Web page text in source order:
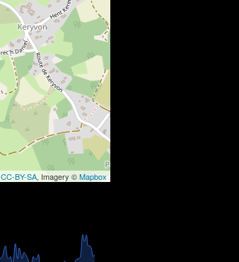
CC-BY-SA, Imagery ©Mapbox